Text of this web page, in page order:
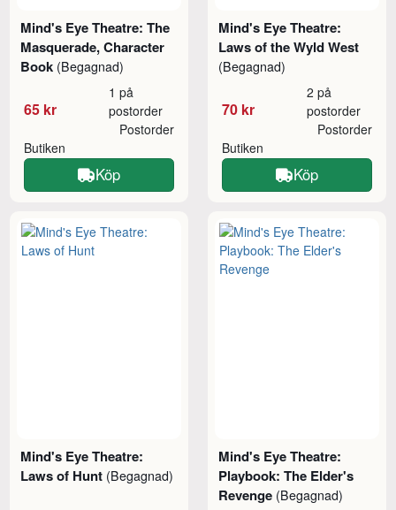
Mind's Eye Theatre: The
Masquerade, Character
Book (Begagnad)
65 kr
1 på
postorder
Butiken
Postorder
Köp
Mind's Eye Theatre:
Laws of the Wyld West
(Begagnad)
70 kr
2 på
postorder
Butiken
Postorder
Köp
Mind's Eye Theatre:
Laws of Hunt (Begagnad)
Mind's Eye Theatre:
Playbook: The Elder's
Revenge (Begagnad)